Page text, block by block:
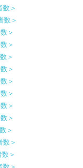
＞
数＞
＞
＞
＞
＞
＞
＞
＞
＞
＞
＞
＞
＞